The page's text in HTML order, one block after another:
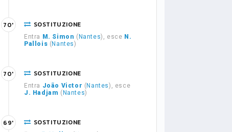
SOSTITUZIONE
Entra M. Simon ( Nantes), esce N.
Pallois ( Nantes)
70'
SOSTITUZIONE
Entra João Victor ( Nantes), esce
J. Hadjam ( Nantes)
70'
SOSTITUZIONE
69'